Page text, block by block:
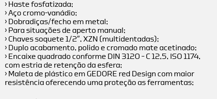
› Haste fosfatizada;
› Aço cromo-vanádio;
› Dobradiças/fecho em metal;
› Para situações de aperto manual;
› Chaves soquete 1/2″, XZN (multidentadas);
› Duplo acabamento, polido e cromado mate acetinado;
› Encaixe quadrado conforme DIN 3120 – C 12,5, ISO 1174,
com estria de retenção da esfera;
› Maleta de plástico em GEDORE red Design com maior
resistência oferecendo uma proteção as ferramentas;